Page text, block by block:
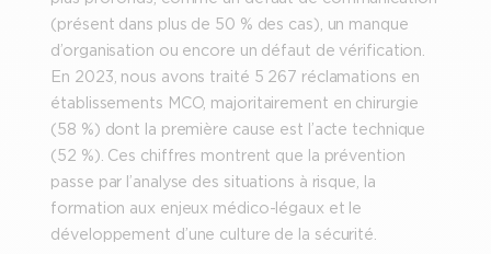
(présent dans plus de 50 % des cas), un manque
d’organisation ou encore un défaut de vérification.
En 2023, nous avons traité 5 267 réclamations en
établissements MCO, majoritairement en chirurgie
(58 %) dont la première cause est l’acte technique
(52 %). Ces chiffres montrent que la prévention
passe par l’analyse des situations à risque, la
formation aux enjeux médico-légaux et le
développement d’une culture de la sécurité.